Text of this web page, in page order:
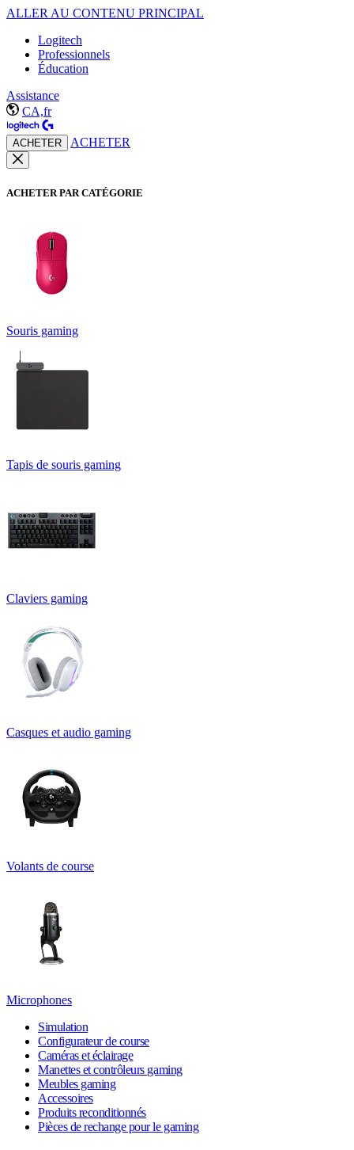
ALLER AU CONTENU PRINCIPAL
Logitech
Professionnels
Éducation
Assistance
CA,fr
ACHETER ACHETER
ACHETER PAR CATÉGORIE
Souris gaming
Tapis de souris gaming
Claviers gaming
Casques et audio gaming
Volants de course
Microphones
Simulation
Configurateur de course
Caméras et éclairage
Manettes et contrôleurs gaming
Meubles gaming
Accessoires
Produits reconditionnés
Pièces de rechange pour le gaming